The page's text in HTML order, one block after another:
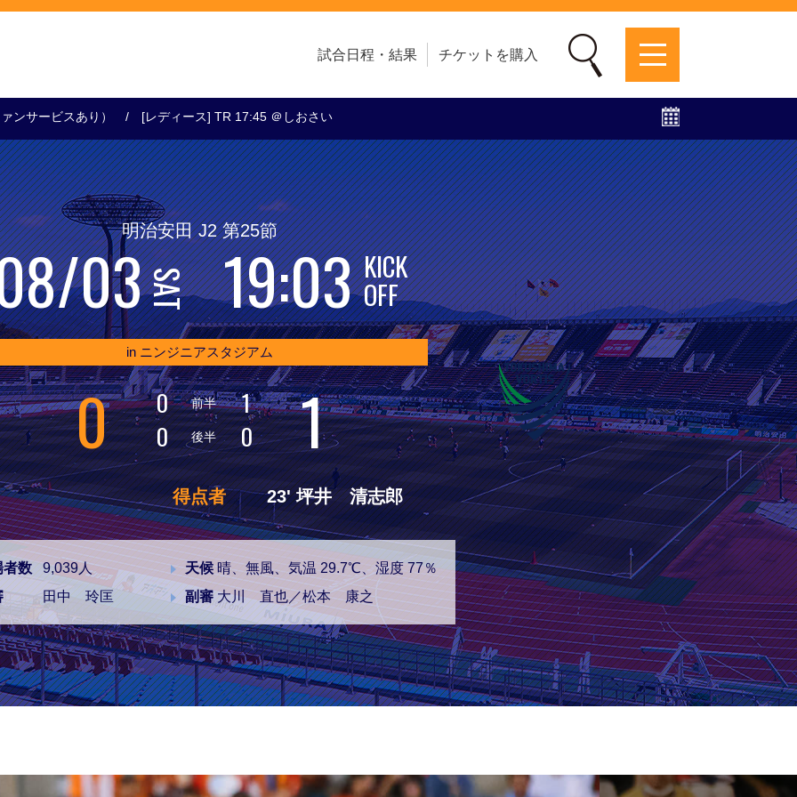
試合日程・結果 チケットを購入
クラブ・会社情報 レディース スクール
トップチーム アカデミー スポンサー グッズ 特設ページ
ンサービスあり） [レディース] TR 17:45 ＠しおさい
明治安田 J2 第25節
03SAT 19:03 KICK
OFF
in ニンジニアスタジアム
0 0 前半
1
0
後半 0 1
得点者 23' 坪井 清志郎
者数 9,039人 天候晴、無風、気温 29.7℃、湿度 77％
田中 玲匡 副審大川 直也／松本 康之